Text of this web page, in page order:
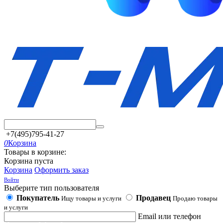
+7(495)795-41-27
0Корзина
Товары в корзине:
Корзина пуста
Корзина Оформить заказ
Войти
Выберите тип пользователя
Покупатель Ищу товары и услуги Продавец Продаю товары
и услуги
Email или телефон